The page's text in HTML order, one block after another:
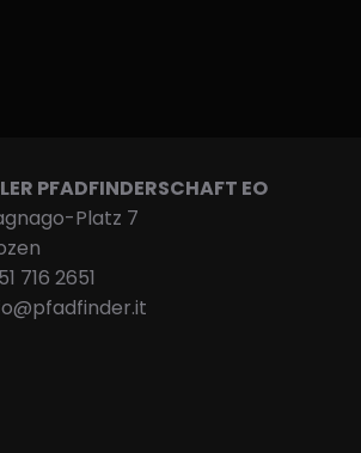
PFADFINDERSCHAFT EO
Platz 7
716 2651